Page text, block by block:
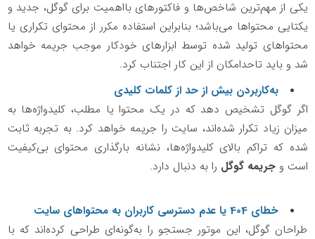
یکی از مهم‌ترین شاخص‌ها و فاکتورهای بااهمیت برای گوگل، جدید و
یکتایی محتواها می‌باشد؛ بنابراین استفاده مکرر از محتوای تکراری یا
محتواهای تولید شده توسط ابزارهای خودکار موجب جریمه خواهد
شد و باید تاحدامکان از این کار اجتناب کرد.
به‌کاربردن بیش از حد از کلمات کلیدی
اگر گوگل تشخیص دهد که در یک محتوا یا مطلب، کلیدواژه‌ها به
میزان زیاد تکرار شده‌اند، سایت را جریمه خواهد کرد. به تجربه ثابت
شده که تراکم بالای کلیدواژه‌ها، نشانه بارگذاری محتوای بی‌کیفیت
است وجریمه گوگل را به دنبال دارد.
خطای 404 یا عدم دسترسی کاربران به محتواهای سایت
طراحان گوگل، این موتور جستجو را به‌گونه‌ای طراحی کرده‌اند که با